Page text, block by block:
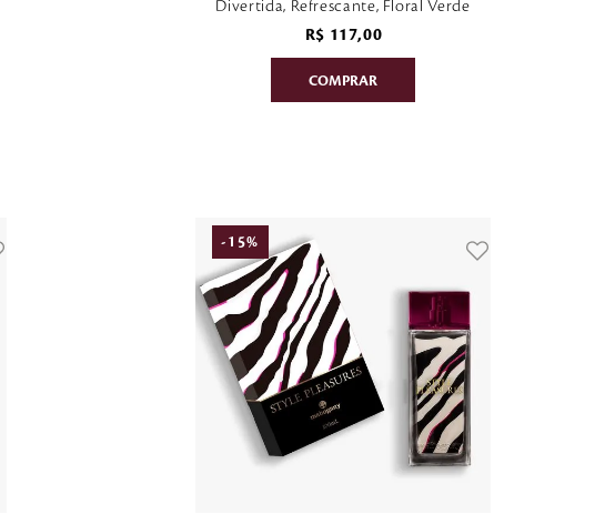
Divertida, Refrescante, Floral Verde
R$ 117,00
- 15%